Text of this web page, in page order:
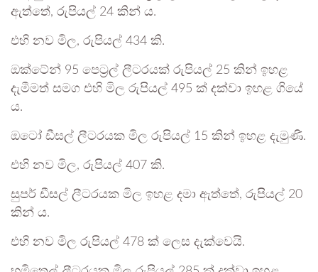
ඇත්තේ, රුපියල් 24 කින් ය.
එහි නව මිල, රුපියල් 434 කි.
ඔක්ටේන් 95 පෙට්‍රල් ලීටරයක් රුපියල් 25 කින් ඉහළ
දැමීමත් සමග එහි මිල රුපියල් 495 ක් දක්වා ඉහළ ගියේ
ය.
ඔටෝ ඩීසල් ලීටරයක මිල රුපියල් 15 කින් ඉහළ දැමුණි.
එහි නව මිල, රුපියල් 407 කි.
සුපර් ඩීසල් ලීටරයක මිල ඉහළ දමා ඇත්තේ, රුපියල් 20
කින් ය.
එහි නව මිල රුපියල් 478 ක් ලෙස දැක්වෙයි.